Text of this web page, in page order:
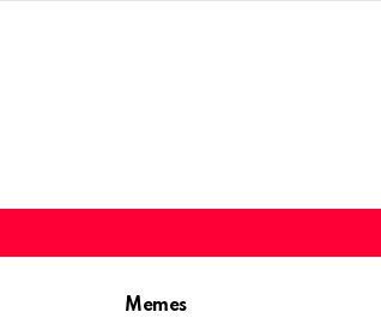
Memes